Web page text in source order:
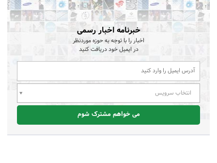
خبرنامه اخبار رسمی
اخبار را با توجه به حوزه موردنظر
در ایمیل خود دریافت کنید
انتخاب سرویس
می خواهم مشترک شوم